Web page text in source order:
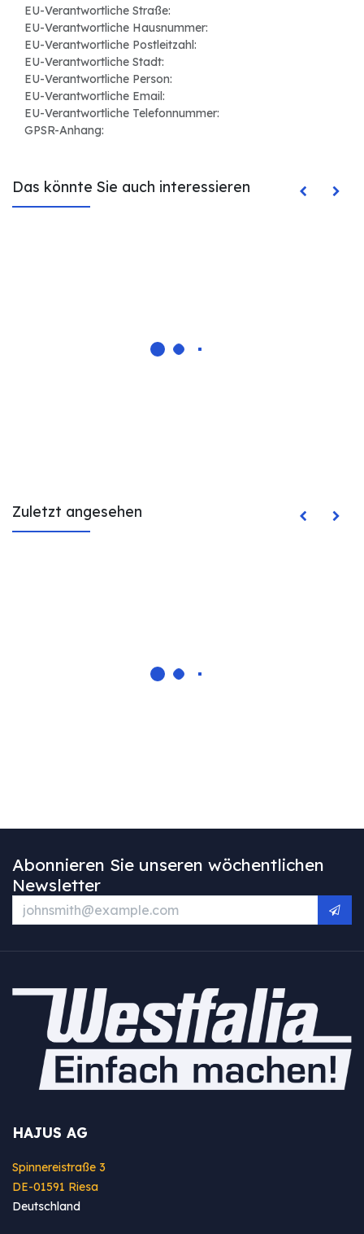
EU-Verantwortliche Straße:
EU-Verantwortliche Hausnummer:
EU-Verantwortliche Postleitzahl:
EU-Verantwortliche Stadt:
EU-Verantwortliche Person:
EU-Verantwortliche Email:
EU-Verantwortliche Telefonnummer:
GPSR-Anhang:
Das könnte Sie auch interessieren
Zuletzt angesehen
Abonnieren Sie unseren wöchentlichen
Newsletter
HAJUS AG
Spinnereistraße 3
DE-01591 Riesa
Deutschland